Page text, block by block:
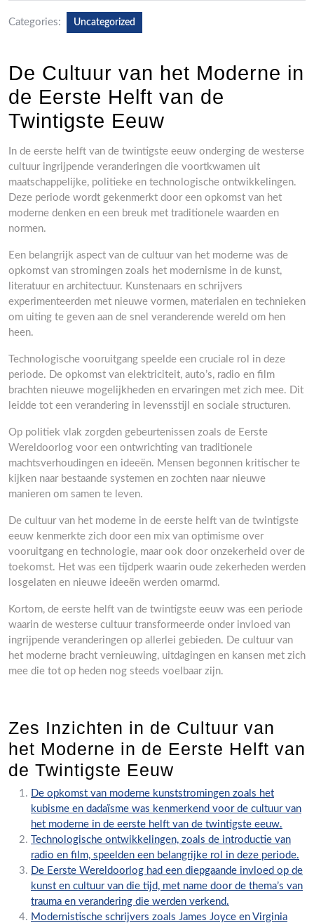
Categories: Uncategorized
De Cultuur van het Moderne in
de Eerste Helft van de
Twintigste Eeuw
In de eerste helft van de twintigste eeuw onderging de westerse
cultuur ingrijpende veranderingen die voortkwamen uit
maatschappelijke, politieke en technologische ontwikkelingen.
Deze periode wordt gekenmerkt door een opkomst van het
moderne denken en een breuk met traditionele waarden en
normen.
Een belangrijk aspect van de cultuur van het moderne was de
opkomst van stromingen zoals het modernisme in de kunst,
literatuur en architectuur. Kunstenaars en schrijvers
experimenteerden met nieuwe vormen, materialen en technieken
om uiting te geven aan de snel veranderende wereld om hen
heen.
Technologische vooruitgang speelde een cruciale rol in deze
periode. De opkomst van elektriciteit, auto’s, radio en film
brachten nieuwe mogelijkheden en ervaringen met zich mee. Dit
leidde tot een verandering in levensstijl en sociale structuren.
Op politiek vlak zorgden gebeurtenissen zoals de Eerste
Wereldoorlog voor een ontwrichting van traditionele
machtsverhoudingen en ideeën. Mensen begonnen kritischer te
kijken naar bestaande systemen en zochten naar nieuwe
manieren om samen te leven.
De cultuur van het moderne in de eerste helft van de twintigste
eeuw kenmerkte zich door een mix van optimisme over
vooruitgang en technologie, maar ook door onzekerheid over de
toekomst. Het was een tijdperk waarin oude zekerheden werden
losgelaten en nieuwe ideeën werden omarmd.
Kortom, de eerste helft van de twintigste eeuw was een periode
waarin de westerse cultuur transformeerde onder invloed van
ingrijpende veranderingen op allerlei gebieden. De cultuur van
het moderne bracht vernieuwing, uitdagingen en kansen met zich
mee die tot op heden nog steeds voelbaar zijn.
Zes Inzichten in de Cultuur van
het Moderne in de Eerste Helft van
de Twintigste Eeuw
De opkomst van moderne kunststromingen zoals het
kubisme en dadaïsme was kenmerkend voor de cultuur van
het moderne in de eerste helft van de twintigste eeuw.
Technologische ontwikkelingen, zoals de introductie van
radio en film, speelden een belangrijke rol in deze periode.
De Eerste Wereldoorlog had een diepgaande invloed op de
kunst en cultuur van die tijd, met name door de thema’s van
trauma en verandering die werden verkend.
Modernistische schrijvers zoals James Joyce en Virginia